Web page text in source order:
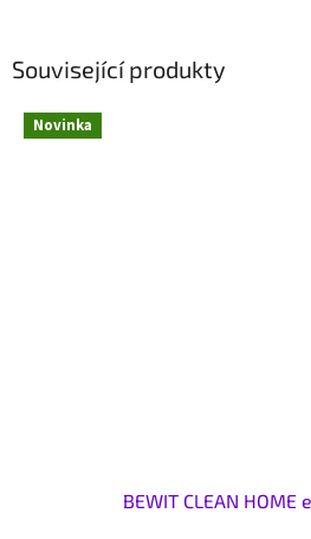
Související produkty
Novinka
BEWIT CLEAN HOME